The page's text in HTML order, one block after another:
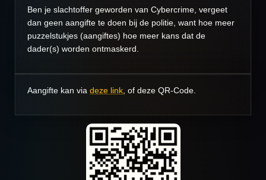
Ben je slachtoffer geworden van Cybercrime, vergeet
dan geen aangifte te doen bij de politie, want hoe meer
puzzelstukjes (aangiftes) hoe meer kans dat de
dader(s) worden ontmaskerd.
Aangifte kan via deze link , of deze QR-Code.